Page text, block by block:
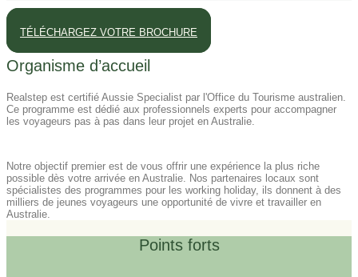
TÉLÉCHARGEZ VOTRE BROCHURE
Organisme d’accueil
Realstep est certifié Aussie Specialist par l'Office du Tourisme australien.
Ce programme est dédié aux professionnels experts pour accompagner
les voyageurs pas à pas dans leur projet en Australie.
Notre objectif premier est de vous offrir une expérience la plus riche
possible dès votre arrivée en Australie. Nos partenaires locaux sont
spécialistes des programmes pour les working holiday, ils donnent à des
milliers de jeunes voyageurs une opportunité de vivre et travailler en
Australie.
Points forts